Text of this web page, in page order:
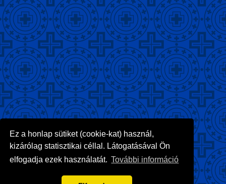
Ez a honlap sütiket (cookie-kat) használ,
kizárólag statisztikai céllal. Látogatásával Ön
elfogadja ezek használatát. További információ